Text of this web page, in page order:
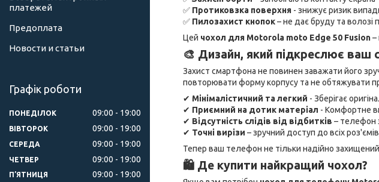
✅ Протиковзка поверхня - знижує ризик
✅ Пилозахист кнопок– не дає бруду та
Цей чохол для Motorola moto Edge 50 Fusion–
🎨 Дизайн, який підкреслює ваш
Захист смартфона не повинен заважати його
повторювати форму корпусу та не обтяжувати
✔ Мінімалістичний та легкий - Зберігає
✔ Приємний на дотик матеріал - Комфортне
✔ Відсутність слідів від відбитків – телефон
✔ Точні вирізи – зручний доступ до всіх
Тепер ваш телефон не тільки надійно
🛍 Де купити найкращий чохол?
платежей
Предоплата
Новости и статьи
Графік роботи
ПОНЕДІЛОК 09:00 19:00
ВІВТОРОК 09:00 19:00
СЕРЕДА 09:00 19:00
ЧЕТВЕР 09:00 19:00
ПʼЯТНИЦЯ 09:00 19:00